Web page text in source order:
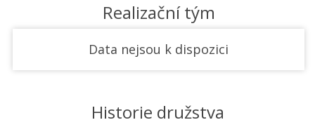
Realizační tým
Data nejsou k dispozici
Historie družstva